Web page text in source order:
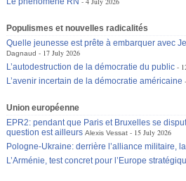
Populismes et nouvelles radicalités
Quelle jeunesse est prête à embarquer avec
Dagnaud
17 July 2026
L’autodestruction de la démocratie du public
L’avenir incertain de la démocratie américaine
Union européenne
EPR2: pendant que Paris et Bruxelles se
question est ailleurs Alexis Vessat
15 July 2026
Pologne-Ukraine: derrière l’alliance militaire,
L’Arménie, test concret pour l’Europe